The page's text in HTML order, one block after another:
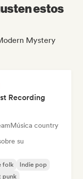
estos
Mystery
Recording
Música country
su
folk
Indie pop
punk